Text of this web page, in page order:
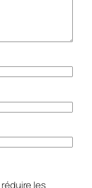
les